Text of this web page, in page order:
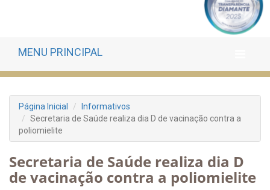
MENU PRINCIPAL
Página Inicial
Informativos
Secretaria de Saúde realiza dia D de vacinação contra a
poliomielite
Secretaria de Saúde realiza dia D
de vacinação contra a poliomielite